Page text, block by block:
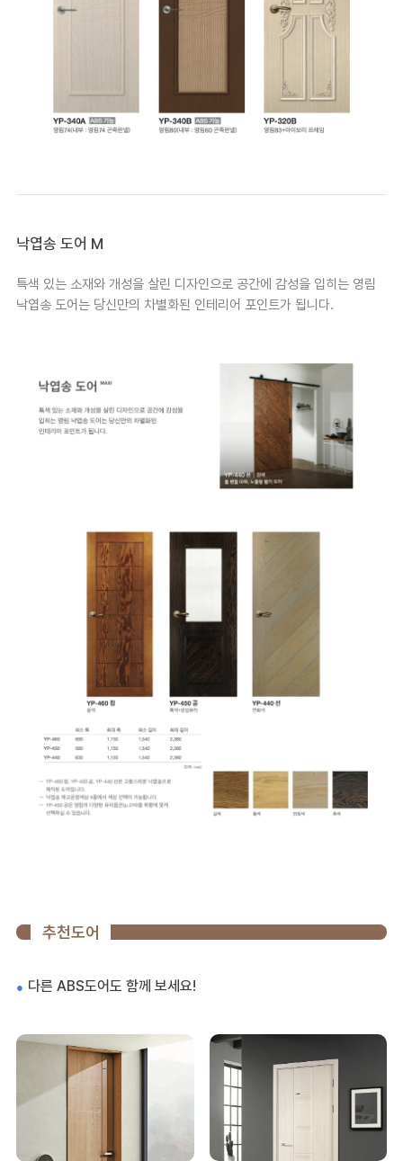
낙엽송 도어 M
특색 있는 소재와 개성을 살린 디자인으로 공간에 감성을 입히는 영림
낙엽송 도어는 당신만의 차별화된 인테리어 포인트가 됩니다.
추천도어
다른 ABS도어도 함께 보세요!